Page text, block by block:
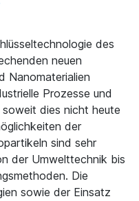
des
neuen
Nanomaterialien
Prozesse und
dies nicht heute
der
sind sehr
der Umwelttechnik bis
Die
sowie der Einsatz